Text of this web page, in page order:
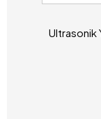
Ultrasonik